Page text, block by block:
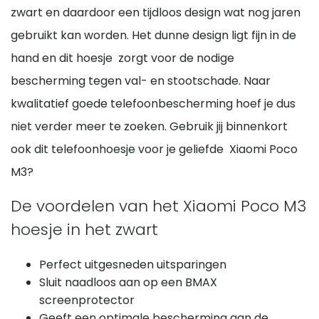
zwart en daardoor een tijdloos design wat nog jaren
gebruikt kan worden. Het dunne design ligt fijn in de
hand en dit hoesje zorgt voor de nodige
bescherming tegen val- en stootschade. Naar
kwalitatief goede telefoonbescherming hoef je dus
niet verder meer te zoeken. Gebruik jij binnenkort
ook dit telefoonhoesje voor je geliefde Xiaomi Poco
M3?
De voordelen van het Xiaomi Poco M3
hoesje in het zwart
Perfect uitgesneden uitsparingen
Sluit naadloos aan op een BMAX
screenprotector